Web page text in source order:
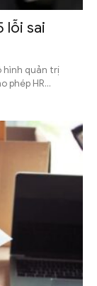
lỗi sai
hình quản trị
phép HR...